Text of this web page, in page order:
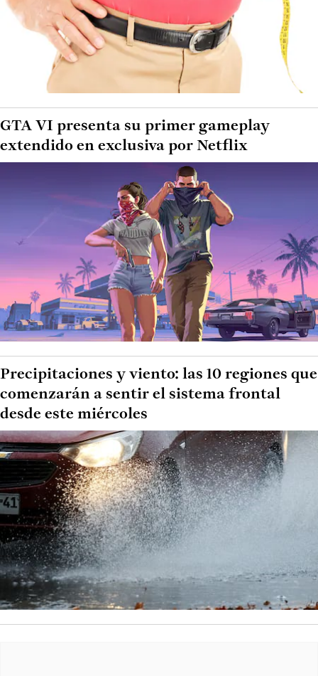
GTA VI presenta su primer gameplay
extendido en exclusiva por Netflix
Precipitaciones y viento: las 10 regiones que
comenzarán a sentir el sistema frontal
desde este miércoles